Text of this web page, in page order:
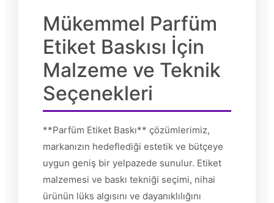
Mükemmel Parfüm
Etiket Baskısı İçin
Malzeme ve Teknik
Seçenekleri
**Parfüm Etiket Baskı** çözümlerimiz,
markanızın hedeflediği estetik ve bütçeye
uygun geniş bir yelpazede sunulur. Etiket
malzemesi ve baskı tekniği seçimi, nihai
ürünün lüks algısını ve dayanıklılığını